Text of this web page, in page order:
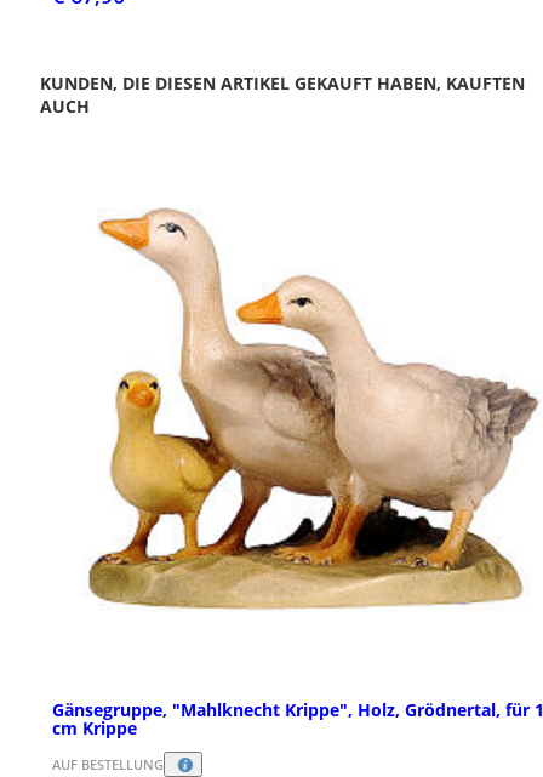
KUNDEN, DIE DIESEN ARTIKEL GEKAUFT HABEN, KAUFTEN
AUCH
Gänsegruppe, "Mahlknecht Krippe", Holz, Grödnertal, für
cm Krippe
AUF BESTELLUNG